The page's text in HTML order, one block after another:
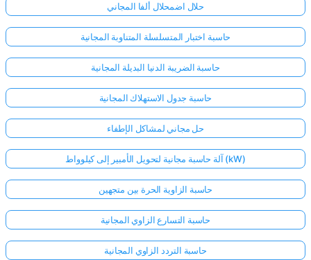
حلال اضمحلال ألفا المجاني
حاسبة اختبار المتسلسلة المتناوبة المجانية
حاسبة الضريبة الدنيا البديلة المجانية
حاسبة جدول الاستهلاك المجانية
حل مجاني لمشاكل الإطفاء
آلة حاسبة مجانية لتحويل الأمبير إلى كيلوواط (kW)
حاسبة الزاوية الحرة بين متجهين
حاسبة التسارع الزاوي المجانية
حاسبة التردد الزاوي المجانية